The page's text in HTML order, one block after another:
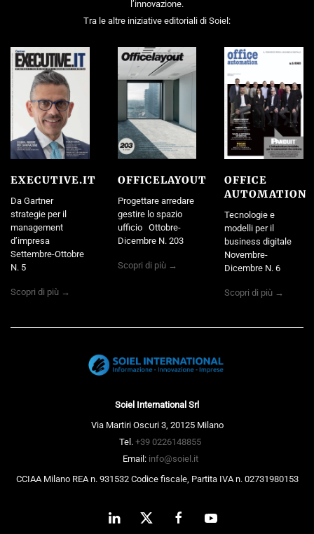
l’innovazione.
Tra le altre iniziative editoriali di Soiel:
EXECUTIVE.IT
Da Gartner
strategie per il
management
d’impresa
Settembre-Ottobre
N. 5
Scopri di più →
OFFICELAYOUT
Progettare arredare
gestire lo spazio
ufficio Ottobre-
Dicembre N. 203
Scopri di più →
OFFICE
AUTOMATION
Tecnologie e
modelli per il
business digitale
Novembre-
Dicembre N. 6
Scopri di più →
Soiel International Srl
Via Martiri Oscuri 3, 20125 Milano
Tel. +39 0226148855
Email: info@soiel.it
CCIAA Milano REA n. 931532 Codice fiscale, Partita IVA n. 02731980153